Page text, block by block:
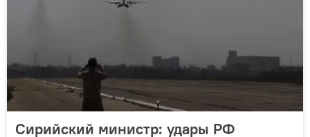
Сирийский министр: удары РФ